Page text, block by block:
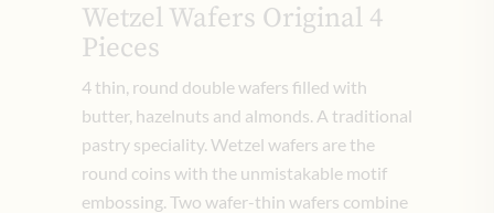
Wetzel Wafers Original 4
Pieces
4 thin, round double wafers filled with
butter, hazelnuts and almonds. A traditional
pastry speciality. Wetzel wafers are the
round coins with the unmistakable motif
embossing. Two wafer-thin wafers combine